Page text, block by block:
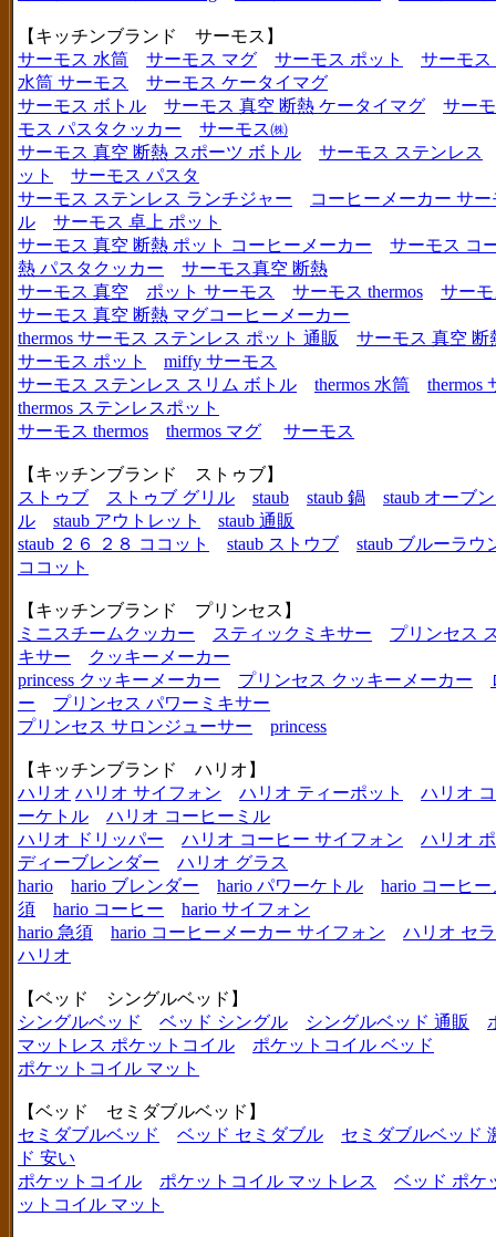
【キッチンブランド サーモス】
サーモス 水筒
サーモス マグ サーモス ポット
サーモス
水筒 サーモス
サーモス ケータイマグ
サーモス ボトル
サーモス 真空 断熱 ケータイマグ
サー
モス パスタクッカー
サーモス㈱
サーモス 真空 断熱 スポーツ ボトル
サーモス ステンレス
ット
サーモス パスタ
サーモス ステンレス ランチジャー
コーヒーメーカー サー
ル
サーモス 卓上 ポット
サーモス 真空 断熱 ポット コーヒーメーカー
サーモス コ
熱 パスタクッカー
サーモス真空 断熱
サーモス 真空
ポット サーモス サーモス thermos
サー
サーモス 真空 断熱 マグコーヒーメーカー
thermos サーモス ステンレス ポット 通販
サーモス 真空 断
サーモス ポット
miffy サーモス
サーモス ステンレス スリム ボトル
thermos 水筒
thermos
thermos ステンレスポット
サーモス thermos
thermos マグ サーモス
【キッチンブランド ストゥブ】
ストゥブ
ストゥブ グリル staub staub 鍋
staub オーブ
ル
staub アウトレット
staub 通販
staub ２６ ２８ ココット
staub ストウブ
staub ブルーラウ
ココット
【キッチンブランド プリンセス】
ミニスチームクッカー
スティックミキサー
プリンセス
キサー
クッキーメーカー
princess クッキーメーカー
プリンセス クッキーメーカー
ー
プリンセス パワーミキサー
プリンセス サロンジューサー
princess
【キッチンブランド ハリオ】
ハリオ ハリオ サイフォン ハリオ ティーポット
ハリオ
ーケトル
ハリオ コーヒーミル
ハリオ ドリッパー
ハリオ コーヒー サイフォン
ハリオ
ディーブレンダー
ハリオ グラス
hario
hario ブレンダー hario パワーケトル
hario コーヒ
須
hario コーヒー
hario サイフォン
hario 急須
hario コーヒーメーカー サイフォン
ハリオ セ
ハリオ
【ベッド シングルベッド】
シングルベッド
ベッド シングル シングルベッド 通販
マットレス ポケットコイル
ポケットコイル ベッド
ポケットコイル マット
【ベッド セミダブルベッド】
セミダブルベッド
ベッド セミダブル
セミダブルベッド
ド 安い
ポケットコイル
ポケットコイル マットレス
ベッド ポケ
ットコイル マット